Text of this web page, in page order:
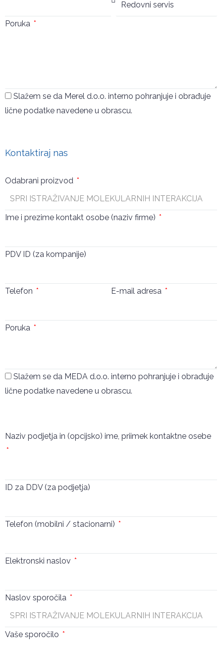
Poruka
Slažem se da Merel d.o.o. interno pohranjuje i obrađuje
lične podatke navedene u obrascu.
Kontaktiraj nas
Odabrani proizvod
Ime i prezime kontakt osobe (naziv firme)
PDV ID (za kompanije)
Telefon E-mail adresa
Poruka
Slažem se da MEDA d.o.o. interno pohranjuje i obrađuje
lične podatke navedene u obrascu.
Naziv podjetja in (opcijsko) ime, priimek kontaktne osebe
ID za DDV (za podjetja)
Telefon (mobilni / stacionarni)
Elektronski naslov
Naslov sporočila
Vaše sporočilo